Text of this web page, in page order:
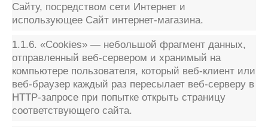
Сайту, посредством сети Интернет и
использующее Сайт интернет-магазина.
1.1.6. «Cookies» — небольшой фрагмент данных,
отправленный веб-сервером и хранимый на
компьютере пользователя, который веб-клиент или
веб-браузер каждый раз пересылает веб-серверу в
HTTP-запросе при попытке открыть страницу
соответствующего сайта.